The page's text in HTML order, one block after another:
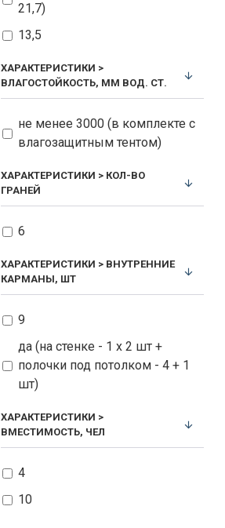
21,7)
13,5
ХАРАКТЕРИСТИКИ >
ВЛАГОСТОЙКОСТЬ, ММ ВОД. СТ.
не менее 3000 (в комплекте с
влагозащитным тентом)
ХАРАКТЕРИСТИКИ > КОЛ-ВО
ГРАНЕЙ
6
ХАРАКТЕРИСТИКИ > ВНУТРЕННИЕ
КАРМАНЫ, ШТ
9
да (на стенке - 1 х 2 шт +
полочки под потолком - 4 + 1
шт)
ХАРАКТЕРИСТИКИ >
ВМЕСТИМОСТЬ, ЧЕЛ
4
10